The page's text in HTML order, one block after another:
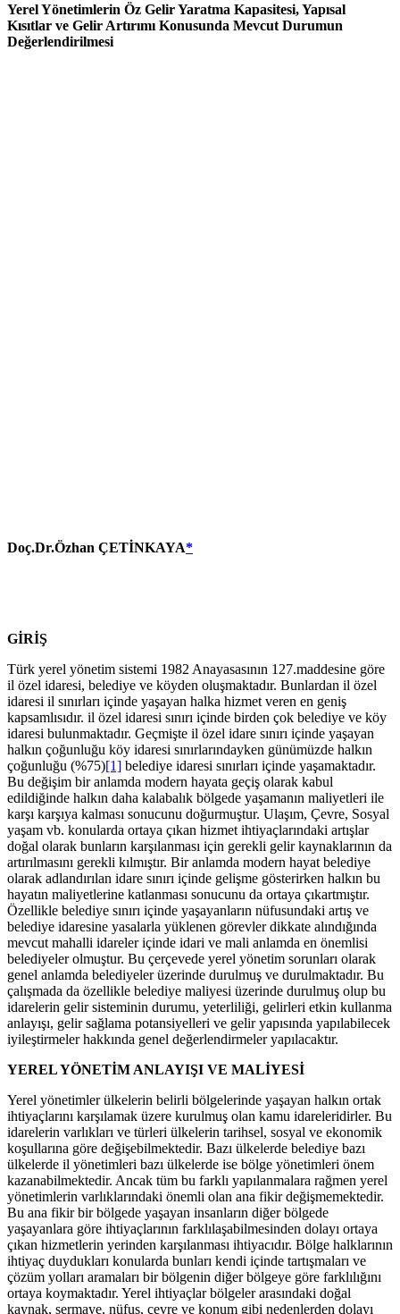
Yerel Yönetimlerin Öz Gelir Yaratma Kapasitesi, Yapısal
Kısıtlar ve Gelir Artırımı Konusunda Mevcut Durumun
Değerlendirilmesi
Doç.Dr.Özhan ÇETİNKAYA*
GİRİŞ
Türk yerel yönetim sistemi 1982 Anayasasının 127.maddesine göre
il özel idaresi, belediye ve köyden oluşmaktadır. Bunlardan il özel
idaresi il sınırları içinde yaşayan halka hizmet veren en geniş
kapsamlısıdır. il özel idaresi sınırı içinde birden çok belediye ve köy
idaresi bulunmaktadır. Geçmişte il özel idare sınırı içinde yaşayan
halkın çoğunluğu köy idaresi sınırlarındayken günümüzde halkın
çoğunluğu (%75)[1] belediye idaresi sınırları içinde yaşamaktadır.
Bu değişim bir anlamda modern hayata geçiş olarak kabul
edildiğinde halkın daha kalabalık bölgede yaşamanın maliyetleri ile
karşı karşıya kalması sonucunu doğurmuştur. Ulaşım, Çevre, Sosyal
yaşam vb. konularda ortaya çıkan hizmet ihtiyaçlarındaki artışlar
doğal olarak bunların karşılanması için gerekli gelir kaynaklarının da
artırılmasını gerekli kılmıştır. Bir anlamda modern hayat belediye
olarak adlandırılan idare sınırı içinde gelişme gösterirken halkın bu
hayatın maliyetlerine katlanması sonucunu da ortaya çıkartmıştır.
Özellikle belediye sınırı içinde yaşayanların nüfusundaki artış ve
belediye idaresine yasalarla yüklenen görevler dikkate alındığında
mevcut mahalli idareler içinde idari ve mali anlamda en önemlisi
belediyeler olmuştur. Bu çerçevede yerel yönetim sorunları olarak
genel anlamda belediyeler üzerinde durulmuş ve durulmaktadır. Bu
çalışmada da özellikle belediye maliyesi üzerinde durulmuş olup bu
idarelerin gelir sisteminin durumu, yeterliliği, gelirleri etkin kullanma
anlayışı, gelir sağlama potansiyelleri ve gelir yapısında yapılabilecek
iyileştirmeler hakkında genel değerlendirmeler yapılacaktır.
YEREL YÖNETİM ANLAYIŞI VE MALİYESİ
Yerel yönetimler ülkelerin belirli bölgelerinde yaşayan halkın ortak
ihtiyaçlarını karşılamak üzere kurulmuş olan kamu idareleridirler. Bu
idarelerin varlıkları ve türleri ülkelerin tarihsel, sosyal ve ekonomik
koşullarına göre değişebilmektedir. Bazı ülkelerde belediye bazı
ülkelerde il yönetimleri bazı ülkelerde ise bölge yönetimleri önem
kazanabilmektedir. Ancak tüm bu farklı yapılanmalara rağmen yerel
yönetimlerin varlıklarındaki önemli olan ana fikir değişmemektedir.
Bu ana fikir bir bölgede yaşayan insanların diğer bölgede
yaşayanlara göre ihtiyaçlarının farklılaşabilmesinden dolayı ortaya
çıkan hizmetlerin yerinden karşılanması ihtiyacıdır. Bölge halklarının
ihtiyaç duydukları konularda bunları kendi içinde tartışmaları ve
çözüm yolları aramaları bir bölgenin diğer bölgeye göre farklılığını
ortaya koymaktadır. Yerel ihtiyaçlar bölgeler arasındaki doğal
kaynak, sermaye, nüfus, çevre ve konum gibi nedenlerden dolayı